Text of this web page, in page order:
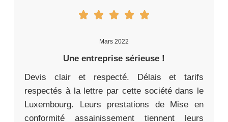
Mars 2022
Une entreprise sérieuse !
Devis clair et respecté. Délais et tarifs
respectés à la lettre par cette société dans le
Luxembourg. Leurs prestations de Mise en
conformité assainissement tiennent leurs